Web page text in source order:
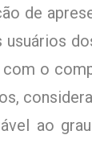
de
o
ao